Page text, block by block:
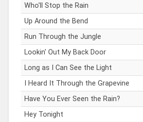
Who'll Stop the Rain
Up Around the Bend
Run Through the Jungle
Lookin' Out My Back Door
Long as I Can See the Light
I Heard It Through the Grapevine
Have You Ever Seen the Rain?
Hey Tonight